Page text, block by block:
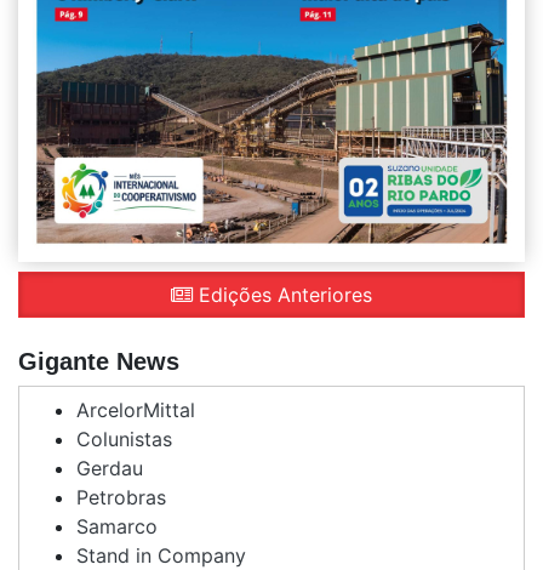
Edições Anteriores
Gigante News
ArcelorMittal
Colunistas
Gerdau
Petrobras
Samarco
Stand in Company